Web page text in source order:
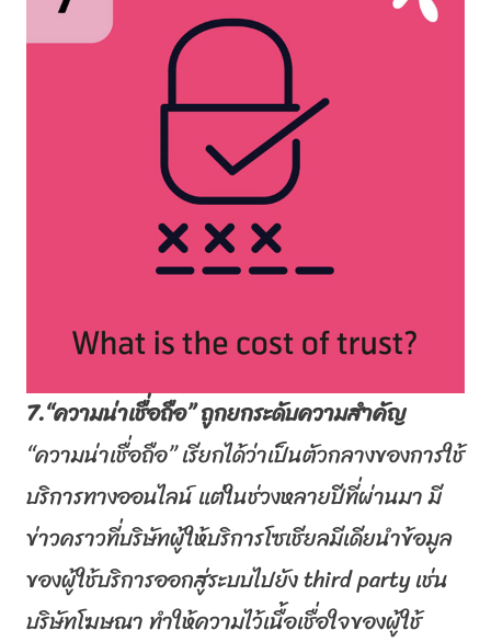
7.“ความน่าเชื่อถือ” ถูกยกระดับความสำคัญ
“ความน่าเชื่อถือ” เรียกได้ว่าเป็นตัวกลางของการใช้
บริการทางออนไลน์ แต่ในช่วงหลายปีที่ผ่านมา มี
ข่าวคราวที่บริษัทผู้ให้บริการโซเชียลมีเดียนำข้อมูล
ของผู้ใช้บริการออกสู่ระบบไปยังthird partyเช่น
บริษัทโฆษณา ทำให้ความไว้เนื้อเชื่อใจของผู้ใช้